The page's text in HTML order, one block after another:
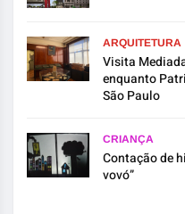
ARQUITETURA
Visita
enquanto
São Paulo
CRIANÇA
Contação de
vovó”